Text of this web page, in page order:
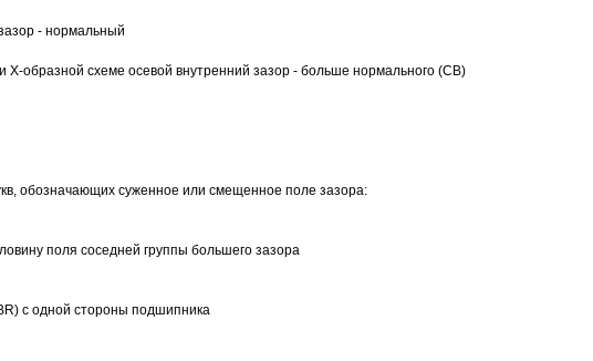
- нормальный
образной схеме осевой внутренний зазор - больше нормального (CB)
обозначающих суженное или смещенное поле зазора:
поля соседней группы большего зазора
с одной стороны подшипника